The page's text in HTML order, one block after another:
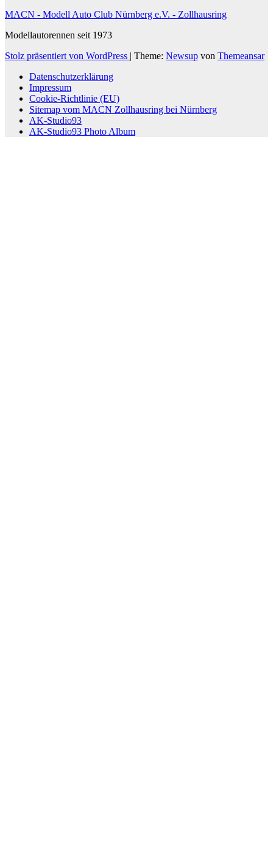
MACN - Modell Auto Club Nürnberg e.V. - Zollhausring
Modellautorennen seit 1973
Stolz präsentiert von WordPress | Theme: Newsup von Themeansar
Datenschutzerklärung
Impressum
Cookie-Richtlinie (EU)
Sitemap vom MACN Zollhausring bei Nürnberg
AK-Studio93
AK-Studio93 Photo Album